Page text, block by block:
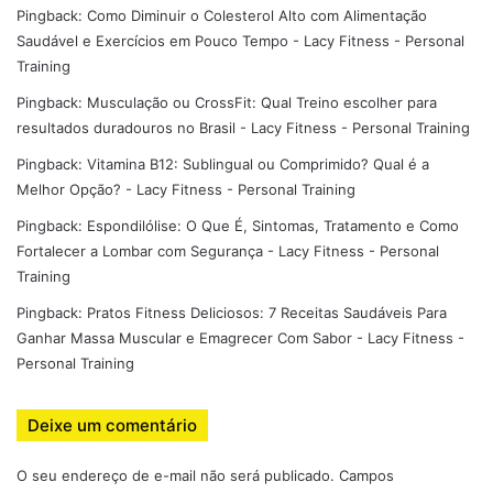
evitar fadiga excessiva.
Exemplo clássico para
Rosca direta 12kg → até falha
Reduz para 8kg → até falha
Reduz para 5kg → até falha
Essa técnica maximizatensão muscular contínua
essencial para crescimento e resistência.
Grupo Muscular: Guias e
Exemplos Avançados
Pingback: Como Diminuir o Colesterol Alto com Alimentação
Saudável e Exercícios em Pouco Tempo - Lacy Fitness - Personal
Training
Pingback: Musculação ou CrossFit: Qual Treino escolher para
resultados duradouros no Brasil - Lacy Fitness - Personal Training
Pingback: Vitamina B12: Sublingual ou Comprimido? Qual é a
Melhor Opção? - Lacy Fitness - Personal Training
Pingback: Espondilólise: O Que É, Sintomas, Tratamento e Como
Fortalecer a Lombar com Segurança - Lacy Fitness - Personal
Training
Pingback: Pratos Fitness Deliciosos: 7 Receitas Saudáveis Para
Ganhar Massa Muscular e Emagrecer Com Sabor - Lacy Fitness -
Personal Training
Deixe um comentário
O seu endereço de e-mail não será publicado. Campos